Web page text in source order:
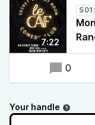
guidé par de
aberrations
podcaf’ de
7:22
0
Your handle